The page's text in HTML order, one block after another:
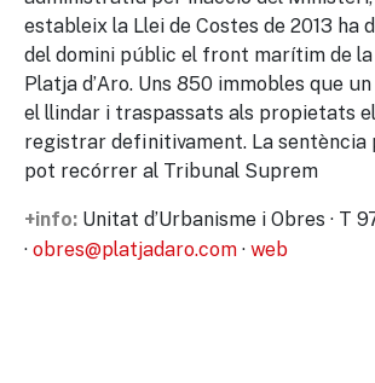
estableix la Llei de Costes de 2013 ha
del domini públic el front marítim de
Platja d’Aro. Uns 850 immobles que
el llindar i traspassats als propietats
registrar definitivament. La sentència
pot recórrer al Tribunal Suprem
+info: Unitat d’Urbanisme i Obres · T
· obres@platjadaro.com · web